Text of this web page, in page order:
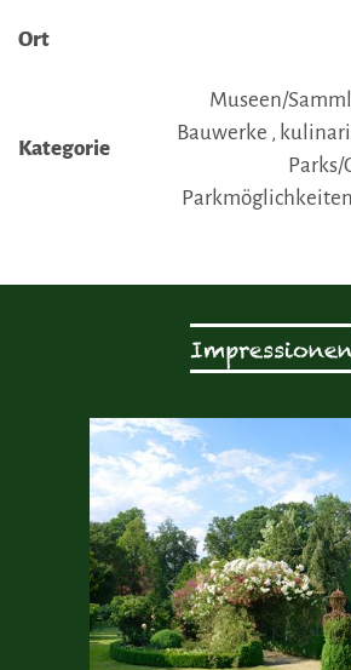
Ort
Kategorie
Museen/
Bauwerke ,
Parks/